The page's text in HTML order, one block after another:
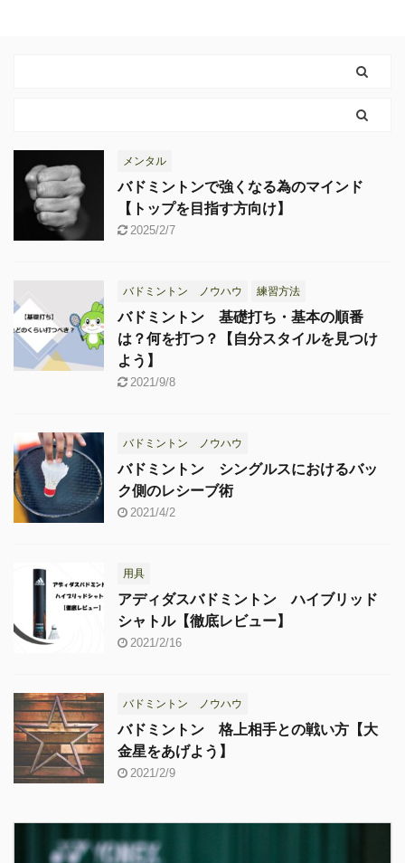
メンタル
バドミントンで強くなる為のマインド
【トップを目指す方向け】
2025/2/7
バドミントン ノウハウ 練習方法
バドミントン 基礎打ち・基本の順番
は？何を打つ？【自分スタイルを見つけ
よう】
2021/9/8
バドミントン ノウハウ
バドミントン シングルスにおけるバッ
ク側のレシーブ術
2021/4/2
用具
アディダスバドミントン ハイブリッド
シャトル【徹底レビュー】
2021/2/16
バドミントン ノウハウ
バドミントン 格上相手との戦い方【大
金星をあげよう】
2021/2/9